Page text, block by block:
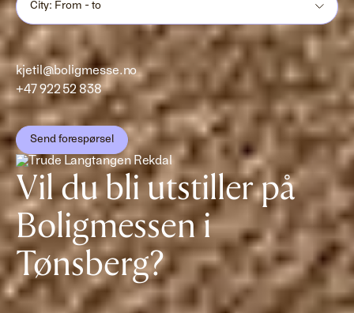
City: From - to
kjetil@boligmesse.no
+47 922 52 838
Send forespørsel
Vil du bli utstiller på
Boligmessen i
Tønsberg?